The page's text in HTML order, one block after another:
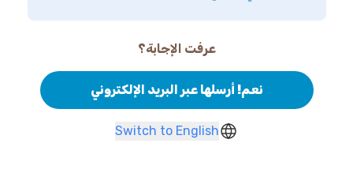
عرفت الإجابة؟
نعم! أرسلها عبر البريد الإلكتروني
Switch to English